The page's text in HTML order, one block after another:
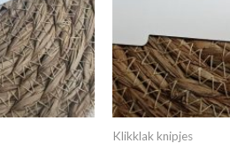
Klikklak knipjes